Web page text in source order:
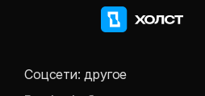
Соцсети: другое